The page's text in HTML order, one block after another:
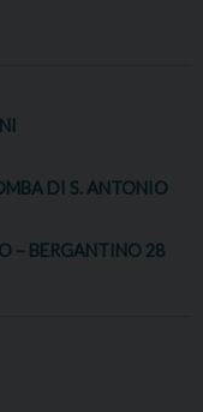
DI S. ANTONIO
– BERGANTINO 28